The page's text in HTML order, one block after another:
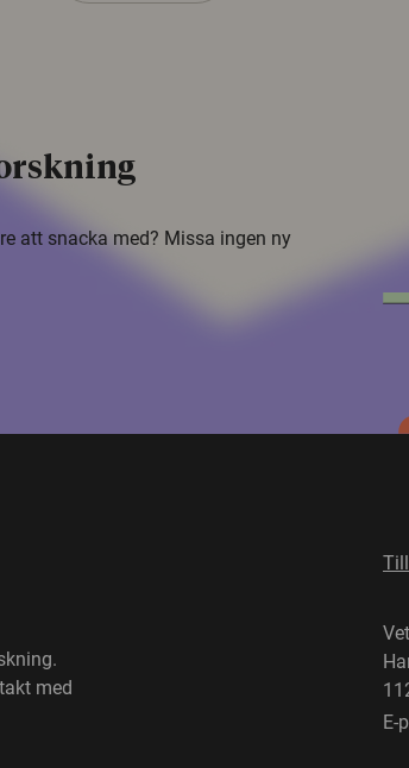
att snacka med? Missa ingen ny
med
E-